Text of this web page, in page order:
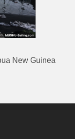
New Guinea